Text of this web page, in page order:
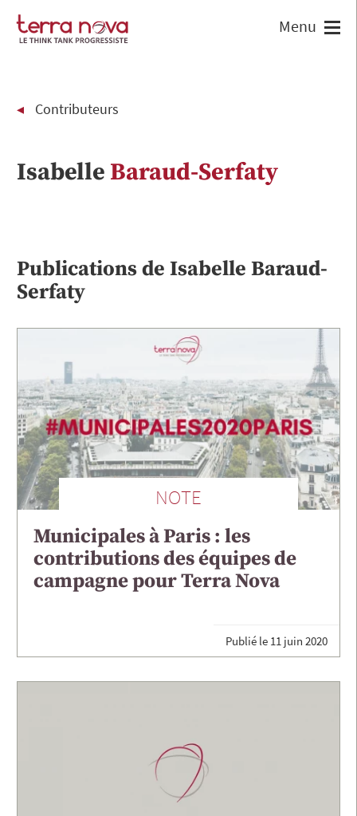
Contributeurs
Isabelle Baraud-Serfaty
Publications de Isabelle Baraud-
Serfaty
NOTE
Municipales à Paris : les
contributions des équipes de
campagne pour Terra Nova
Publié le 11 juin 2020